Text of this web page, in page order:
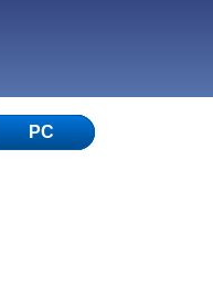
PC